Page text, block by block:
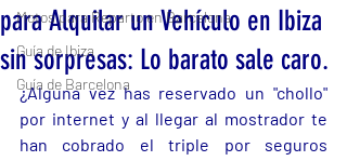
Motos para Reparto en Barcelona
Guía de Ibiza
Guía de Barcelona
para Alquilar un Vehículo en Ibiza
sin sorpresas: Lo barato sale caro.
¿Alguna vez has reservado un "chollo"
por internet y al llegar al mostrador te
han cobrado el triple por seguros